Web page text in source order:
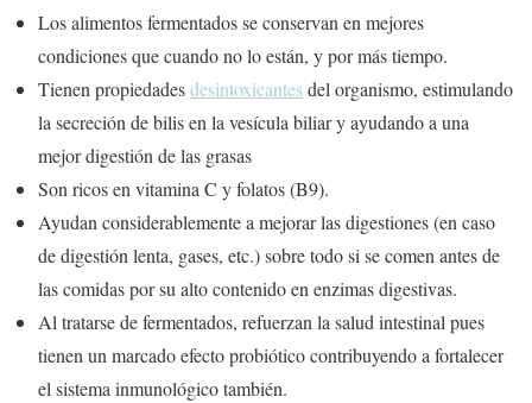
Los alimentos fermentados se conservan en mejores
condiciones que cuando no lo están, y por más tiempo.
Tienen propiedadesdesintoxicantesdel organismo, estimulando
la secreción de bilis en la vesícula biliar y ayudando a una
mejor digestión de las grasas
Son ricos en vitamina C y folatos (B9).
Ayudan considerablemente a mejorar las digestiones (en caso
de digestión lenta, gases, etc.) sobre todo si se comen antes de
las comidas por su alto contenido en enzimas digestivas.
Al tratarse de fermentados, refuerzan la salud intestinal pues
tienen un marcado efecto probiótico contribuyendo a fortalecer
el sistema inmunológico también.